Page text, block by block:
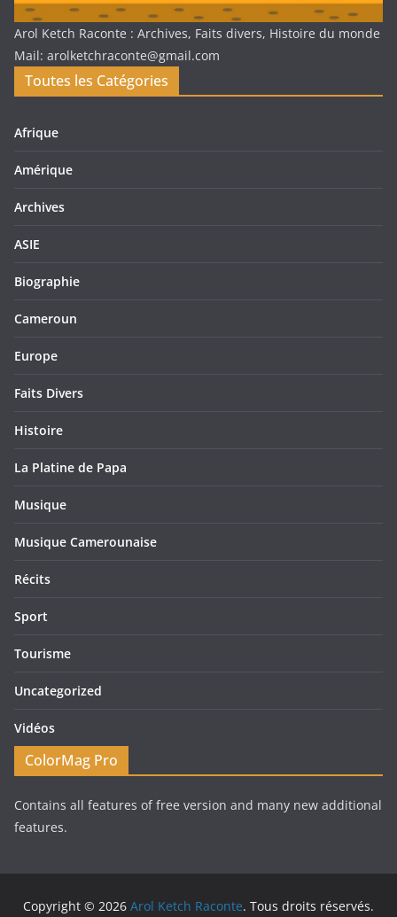
Arol Ketch Raconte : Archives, Faits divers, Histoire du monde
Mail: arolketchraconte@gmail.com
Toutes les Catégories
Afrique
Amérique
Archives
ASIE
Biographie
Cameroun
Europe
Faits Divers
Histoire
La Platine de Papa
Musique
Musique Camerounaise
Récits
Sport
Tourisme
Uncategorized
Vidéos
ColorMag Pro
Contains all features of free version and many new additional
features.
Copyright © 2026 Arol Ketch Raconte. Tous droits réservés.